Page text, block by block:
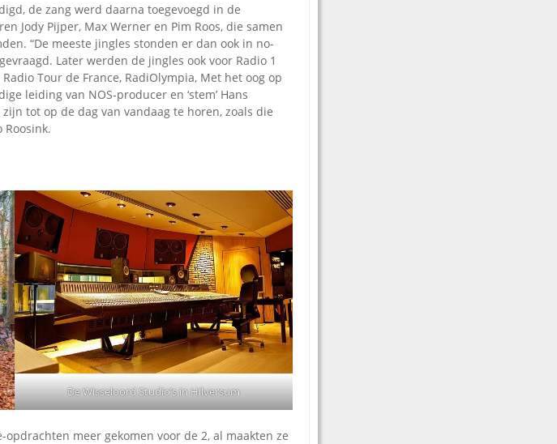
de zang werd daarna toegevoegd in de
Jody Pijper, Max Werner en Pim Roos, die samen
“De meeste jingles stonden er dan ook in no-
Later werden de jingles ook voor Radio 1
Tour de France, RadiOlympia, Met het oog op
leiding van NOS-producer en ‘stem’ Hans
tot op de dag van vandaag te horen, zoals die
Roosink.
De Wisseloord Studio’s in Hilversum
meer gekomen voor de 2, al maakten ze